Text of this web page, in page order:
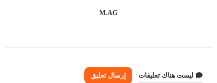
M.AG
ليست هناك تعليقات إرسال تعليق